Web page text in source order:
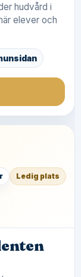
hudvård i
elever och
Ledig plats